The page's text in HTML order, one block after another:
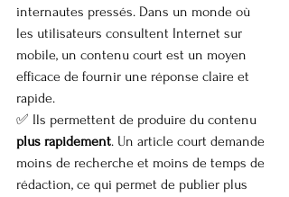
internautes pressés. Dans un monde où
les utilisateurs consultent Internet sur
mobile, un contenu court est un moyen
efficace de fournir une réponse claire et
rapide.
✅ Ils permettent de produire du contenu
plus rapidement. Un article court demande
moins de recherche et moins de temps de
rédaction, ce qui permet de publier plus